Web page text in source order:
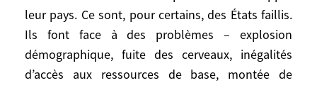
leur pays. Ce sont, pour certains, des États faillis.
Ils font face à des problèmes – explosion
démographique, fuite des cerveaux, inégalités
d’accès aux ressources de base, montée de
plusieurs des Palestiniens favorables au
processus de paix, que j’avais bien connus.
La solution à deux États est-elle caduque
aujourd’hui ?